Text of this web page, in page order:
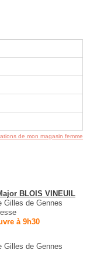
de mon magasin femme
BLOIS VINEUIL
Gilles de Gennes
à 9h30
Gilles de Gennes